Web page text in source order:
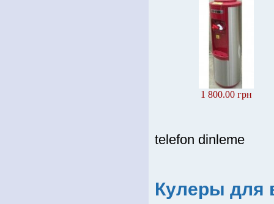
1 800.00 грн
telefon dinleme
Кулеры для